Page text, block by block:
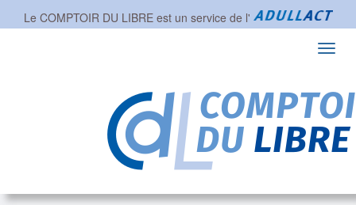
Le COMPTOIR DU LIBRE est un service de l'